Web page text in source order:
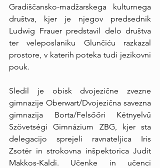
Gradiščansko-madžarskega kulturnega
društva, kjer je njegov predsednik
Ludwig Frauer predstavil delo društva
ter veleposlaniku Glunčiću razkazal
prostore, v katerih poteka tudi jezikovni
pouk.
Sledil je obisk dvojezične zvezne
gimnazije Oberwart/Dvojezična savezna
gimnazija Borta/Felsőőri Kétnyelvű
Szövetségi Gimnázium ZBG, kjer sta
delegacijo sprejeli ravnateljica Iris
Zsotér in strokovna inšpektorica Judit
Makkos-Kaldi. Učenke in učenci